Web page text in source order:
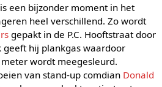
een bijzonder moment in het
heel verschillend. Zo wordt
gepakt in de P.C. Hooftstraat door
geeft hij plankgas waardoor
wordt meegesleurd.
van stand-up comdian Donald